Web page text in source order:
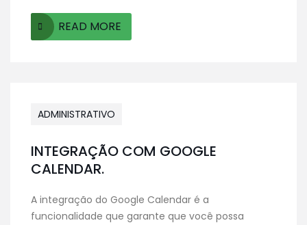
READ MORE
ADMINISTRATIVO
INTEGRAÇÃO COM GOOGLE
CALENDAR.
A integração do Google Calendar é a
funcionalidade que garante que você possa